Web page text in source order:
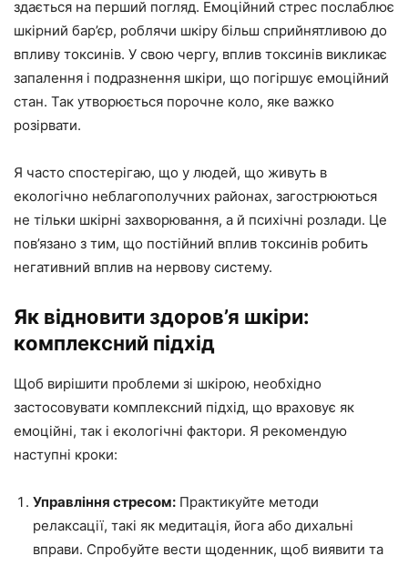
здається на перший погляд. Емоційний стрес послаблює
шкірний бар’єр, роблячи шкіру більш сприйнятливою до
впливу токсинів. У свою чергу, вплив токсинів викликає
запалення і подразнення шкіри, що погіршує емоційний
стан. Так утворюється порочне коло, яке важко
розірвати.
Я часто спостерігаю, що у людей, що живуть в
екологічно неблагополучних районах, загострюються
не тільки шкірні захворювання, а й психічні розлади. Це
пов’язано з тим, що постійний вплив токсинів робить
негативний вплив на нервову систему.
Як відновити здоров’я шкіри:
комплексний підхід
Щоб вирішити проблеми зі шкірою, необхідно
застосовувати комплексний підхід, що враховує як
емоційні, так і екологічні фактори. Я рекомендую
наступні кроки:
Управління стресом: Практикуйте методи
релаксації, такі як медитація, йога або дихальні
вправи. Спробуйте вести щоденник, щоб виявити та